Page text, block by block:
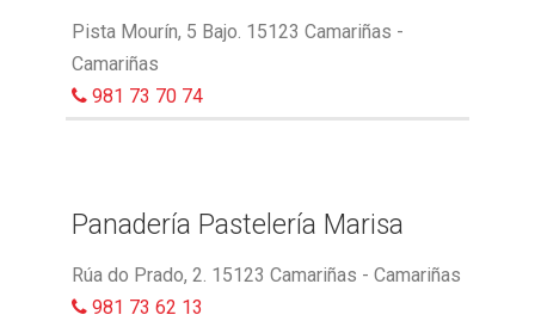
Pista Mourín, 5 Bajo. 15123 Camariñas -
Camariñas
981 73 70 74
Panadería Pastelería Marisa
Rúa do Prado, 2. 15123 Camariñas - Camariñas
981 73 62 13